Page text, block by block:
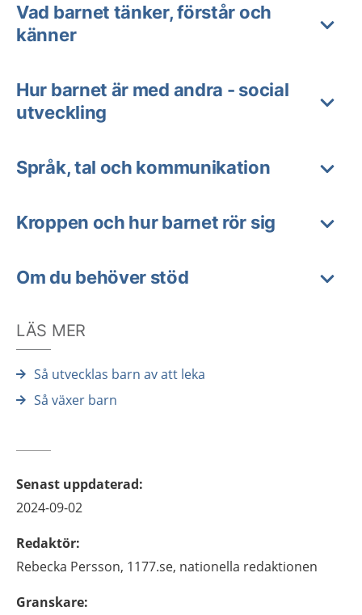
Vad barnet tänker, förstår och
känner
Hur barnet är med andra - social
utveckling
Språk, tal och kommunikation
Kroppen och hur barnet rör sig
Om du behöver stöd
LÄS MER
Så utvecklas barn av att leka
Så växer barn
Senast uppdaterad:
2024-09-02
Redaktör:
Rebecka Persson, 1177.se, nationella redaktionen
Granskare: